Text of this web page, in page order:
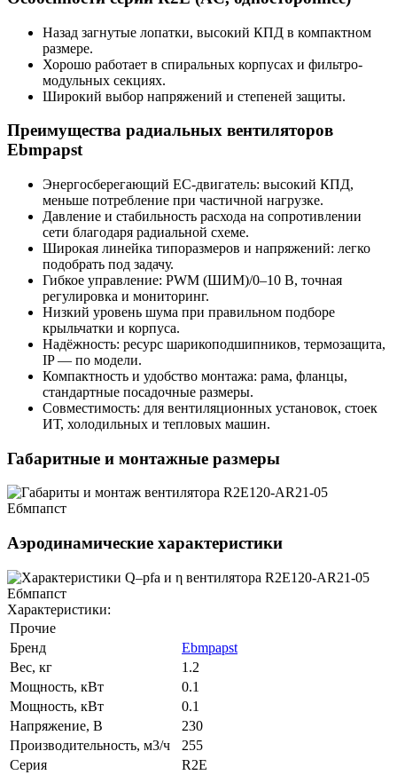
Назад загнутые лопатки, высокий КПД в компактном
размере.
Хорошо работает в спиральных корпусах и фильтро-
модульных секциях.
Широкий выбор напряжений и степеней защиты.
Преимущества радиальных вентиляторов
Ebmpapst
Энергосберегающий EC-двигатель: высокий КПД,
меньше потребление при частичной нагрузке.
Давление и стабильность расхода на сопротивлении
сети благодаря радиальной схеме.
Широкая линейка типоразмеров и напряжений: легко
подобрать под задачу.
Гибкое управление: PWM (ШИМ)/0–10 В, точная
регулировка и мониторинг.
Низкий уровень шума при правильном подборе
крыльчатки и корпуса.
Надёжность: ресурс шарикоподшипников, термозащита,
IP — по модели.
Компактность и удобство монтажа: рама, фланцы,
стандартные посадочные размеры.
Совместимость: для вентиляционных установок, стоек
ИТ, холодильных и тепловых машин.
Габаритные и монтажные размеры
Аэродинамические характеристики
Характеристики:
Прочие
Бренд
Ebmpapst
Вес, кг
1.2
Мощность, кВт
0.1
Мощность, кВт
0.1
Напряжение, В
230
Производительность, м3/ч
255
Серия
R2E